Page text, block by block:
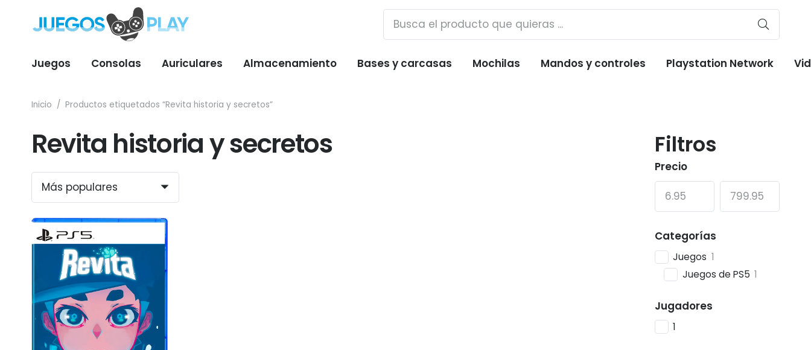
Juegos Consolas Auriculares Almacenamiento Bases y carcasas Mochilas Mandos y controles Playstation Network
Inicio / Productos etiquetados “Revita historia y secretos”
Revita historia y secretos Filtros
Precio
Categorías
Juegos 1
Juegos de PS5 1
Jugadores
1